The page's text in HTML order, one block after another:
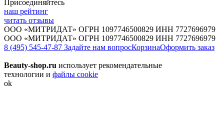
Присоединяйтесь
наш рейтинг
читать отзывы
ООО «МИТРИДАТ» ОГРН 1097746500829 ИНН 7727696979
ООО «МИТРИДАТ» ОГРН 1097746500829 ИНН 7727696979
8 (495) 545-47-87 Задайте нам вопросКорзинаОформить заказ
Beauty-shop.ru использует рекомендательные
технологии и файлы cookie
ok